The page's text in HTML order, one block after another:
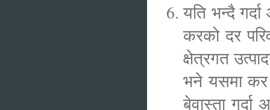
यति भन्दै
करको दर
क्षेत्रगत
भने यसमा कर
बेवास्ता